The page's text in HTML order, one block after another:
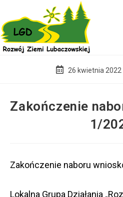
content
Post26 kwietnia 2022
Zakończenie
1/
Zakończenie naboru
Lokalna Grupa Działania